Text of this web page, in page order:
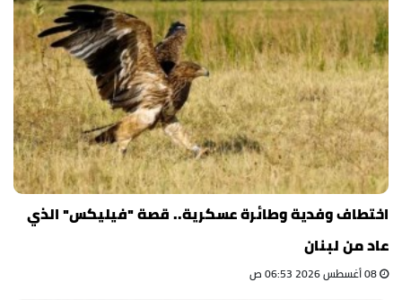
اختطاف وفدية وطائرة عسكرية.. قصة "فيليكس" الذي
عاد من لبنان